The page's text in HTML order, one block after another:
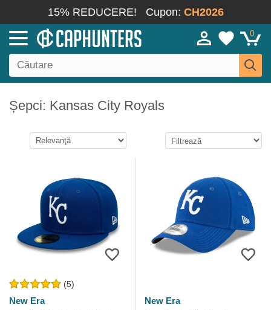
15% REDUCERE! Cupon: CH2026
0
Șepci: Kansas City Royals
(5)
New Era
New Era